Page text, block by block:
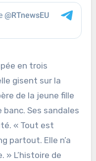
en trois
gisent sur la
de la jeune fille
banc. Ses sandales
« Tout est
partout. Elle n’a
» L’histoire de